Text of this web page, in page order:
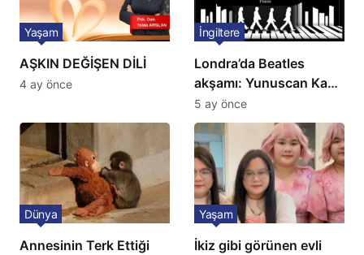
AŞKIN DEĞİŞEN DİLİ
Yaşam
4 ay önce
Londra’da Beatles
akşamı: Yunuscan Kaya
klasik yorumuyla
sahnede
İngiltere
5 ay önce
Annesinin Terk Ettiği
Dünya
İkiz gibi görünen evli
Yaşam